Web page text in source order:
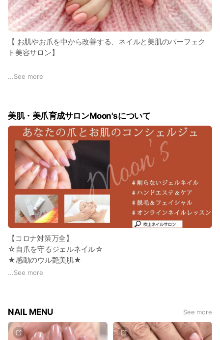
【 お肌やお爪を中から改善する、ネイルと美肌のパーフェク
ト美容サロン】
ネイルしてても爪が薄くならない！
だから休憩なくず～っと続けられる。
DIVA NAILのネイルサロンは、安心して通っていただける店舗
です。
爪はもちろん、お肌やボディのお悩みも是非ご相談ください！
...See more
美肌・美爪育成サロンMoon'sについて
【コロナ対策万全】
☆自爪を守るジェルネイル☆
★感動のウル艶美肌★
どちらも手に入るサロン♪
※検温等実施中※
当サロンは自爪とお肌どちらも健康で美しくいられるための育
成型サロンです♪
...See more
NAIL MENU See more